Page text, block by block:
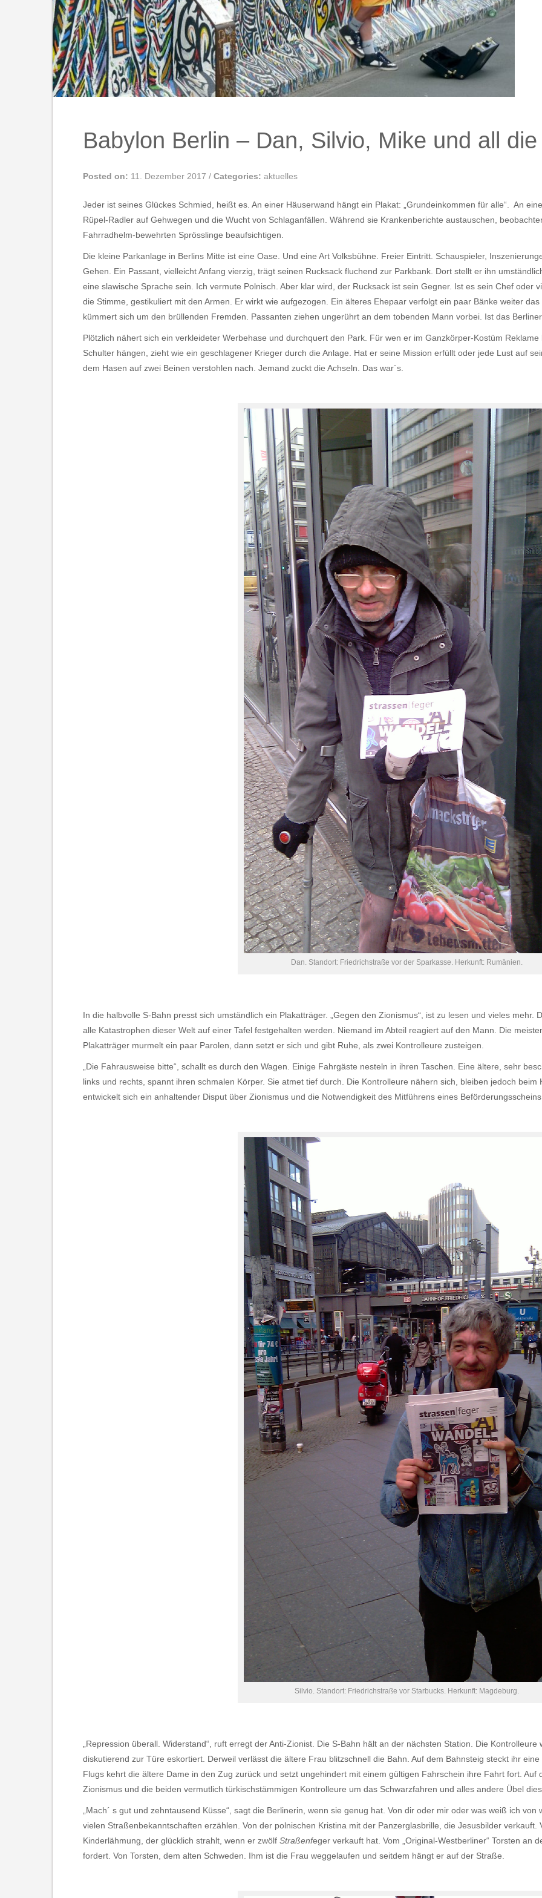
Babylon Berlin – Dan, Silvio, Mike und all
Posted on: 11. Dezember 2017 / Categories: aktuelles
Jeder ist seines Glückes Schmied, heißt es. An einer Häuserwand hängt ein Plakat: „Grundeinkommen für alle“. An
Rüpel-Radler auf Gehwegen und die Wucht von Schlaganfällen. Während sie Krankenberichte austauschen,
Fahrradhelm-bewehrten Sprösslinge beaufsichtigen.
Die kleine Parkanlage in Berlins Mitte ist eine Oase. Und eine Art Volksbühne. Freier Eintritt. Schauspieler,
Gehen. Ein Passant, vielleicht Anfang vierzig, trägt seinen Rucksack fluchend zur Parkbank. Dort stellt er ihn
eine slawische Sprache sein. Ich vermute Polnisch. Aber klar wird, der Rucksack ist sein Gegner. Ist es sein Chef oder
die Stimme, gestikuliert mit den Armen. Er wirkt wie aufgezogen. Ein älteres Ehepaar verfolgt ein paar Bänke weiter
kümmert sich um den brüllenden Fremden. Passanten ziehen ungerührt an dem tobenden Mann vorbei. Ist das
Plötzlich nähert sich ein verkleideter Werbehase und durchquert den Park. Für wen er im Ganzkörper-Kostüm
Schulter hängen, zieht wie ein geschlagener Krieger durch die Anlage. Hat er seine Mission erfüllt oder jede Lust auf
dem Hasen auf zwei Beinen verstohlen nach. Jemand zuckt die Achseln. Das war´s.
Dan. Standort: Friedrichstraße vor der Sparkasse. Herkunft: Rumänien.
In die halbvolle S-Bahn presst sich umständlich ein Plakatträger. „Gegen den Zionismus“, ist zu lesen und vieles mehr.
alle Katastrophen dieser Welt auf einer Tafel festgehalten werden. Niemand im Abteil reagiert auf den Mann. Die
Plakatträger murmelt ein paar Parolen, dann setzt er sich und gibt Ruhe, als zwei Kontrolleure zusteigen.
„Die Fahrausweise bitte“, schallt es durch den Wagen. Einige Fahrgäste nesteln in ihren Taschen. Eine ältere, sehr
links und rechts, spannt ihren schmalen Körper. Sie atmet tief durch. Die Kontrolleure nähern sich, bleiben jedoch
entwickelt sich ein anhaltender Disput über Zionismus und die Notwendigkeit des Mitführens eines
Silvio. Standort: Friedrichstraße vor Starbucks. Herkunft: Magdeburg.
„Repression überall. Widerstand“, ruft erregt der Anti-Zionist. Die S-Bahn hält an der nächsten Station. Die
diskutierend zur Türe eskortiert. Derweil verlässt die ältere Frau blitzschnell die Bahn. Auf dem Bahnsteig steckt ihr
Flugs kehrt die ältere Dame in den Zug zurück und setzt ungehindert mit einem gültigen Fahrschein ihre Fahrt fort.
Zionismus und die beiden vermutlich türkischstämmigen Kontrolleure um das Schwarzfahren und alles andere Übel
„Mach´ s gut und zehntausend Küsse“, sagt die Berlinerin, wenn sie genug hat. Von dir oder mir oder was weiß ich
vielen Straßenbekanntschaften erzählen. Von der polnischen Kristina mit der Panzerglasbrille, die Jesusbilder verkauft.
Kinderlähmung, der glücklich strahlt, wenn er zwölf Straßenfeger verkauft hat. Vom „Original-Westberliner“ Torsten an
fordert. Von Torsten, dem alten Schweden. Ihm ist die Frau weggelaufen und seitdem hängt er auf der Straße.